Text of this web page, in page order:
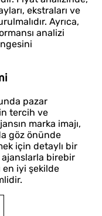
ekstraları ve
Ayrıca,
analizi
pazar
tercih ve
marka imajı,
göz önünde
için detaylı bir
ajanslarla birebir
en iyi şekilde